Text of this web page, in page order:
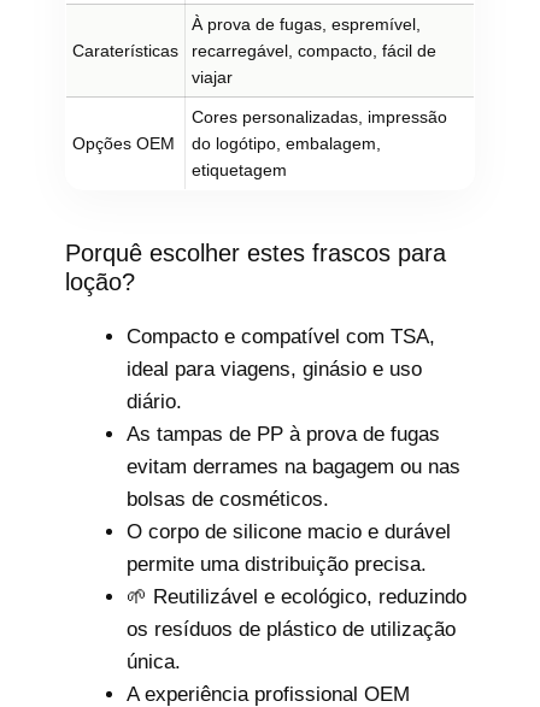
Caraterísticas
À prova de fugas, espremível,
recarregável, compacto, fácil de
viajar
Opções OEM
Cores personalizadas, impressão
do logótipo, embalagem,
etiquetagem
Porquê escolher estes frascos para
loção?
Compacto e compatível com TSA,
ideal para viagens, ginásio e uso
diário.
As tampas de PP à prova de fugas
evitam derrames na bagagem ou nas
bolsas de cosméticos.
O corpo de silicone macio e durável
permite uma distribuição precisa.
🌱 Reutilizável e ecológico, reduzindo
os resíduos de plástico de utilização
única.
A experiência profissional OEM